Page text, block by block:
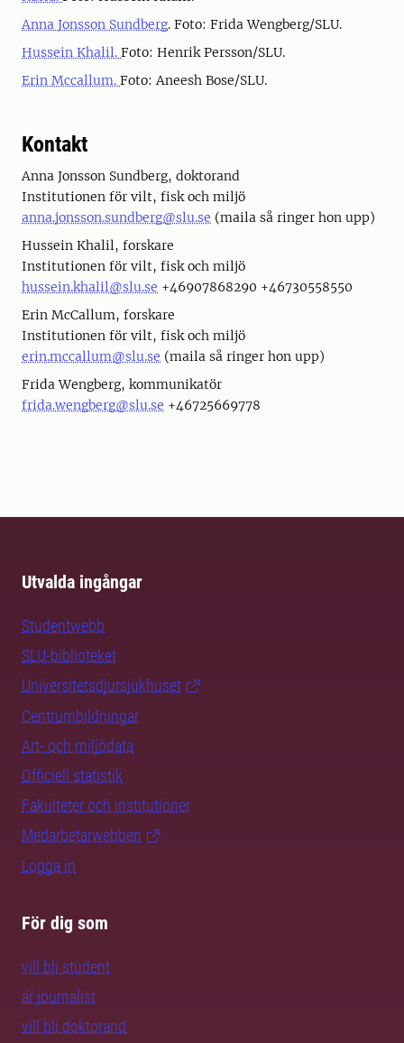
Anna Jonsson Sundberg. Foto: Frida Wengberg/SLU.
Hussein Khalil. Foto: Henrik Persson/SLU.
Erin Mccallum. Foto: Aneesh Bose/SLU.
Kontakt
Anna Jonsson Sundberg, doktorand
Institutionen för vilt, fisk och miljö
anna.jonsson.sundberg@slu.se (maila så ringer hon upp)
Hussein Khalil, forskare
Institutionen för vilt, fisk och miljö
hussein.khalil@slu.se +46907868290 +46730558550
Erin McCallum, forskare
Institutionen för vilt, fisk och miljö
erin.mccallum@slu.se (maila så ringer hon upp)
Frida Wengberg, kommunikatör
frida.wengberg@slu.se +46725669778
Utvalda ingångar
Studentwebb
SLU-biblioteket
Universitetsdjursjukhuset
Centrumbildningar
Art- och miljödata
Officiell statistik
Fakulteter och institutioner
Medarbetarwebben
Logga in
För dig som
vill bli student
är journalist
vill bli doktorand